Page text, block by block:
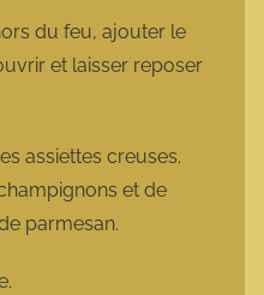
du feu, ajouter le
et laisser reposer
assiettes creuses.
et de
parmesan.